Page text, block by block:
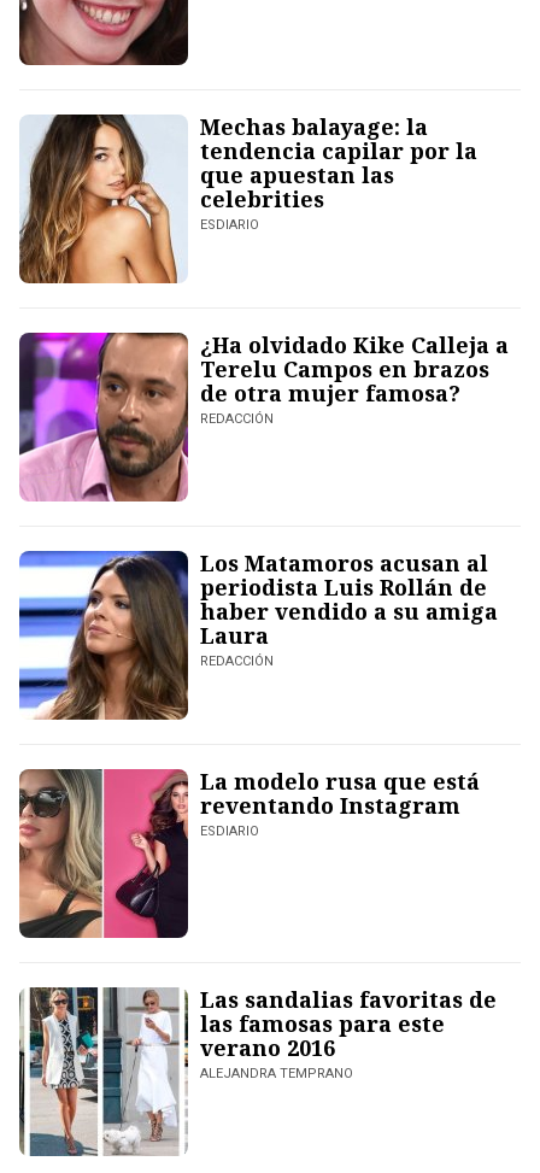
Mechas balayage: la
tendencia capilar por la
que apuestan las
celebrities
ESDIARIO
¿Ha olvidado Kike Calleja a
Terelu Campos en brazos
de otra mujer famosa?
REDACCIÓN
Los Matamoros acusan al
periodista Luis Rollán de
haber vendido a su amiga
Laura
REDACCIÓN
La modelo rusa que está
reventando Instagram
ESDIARIO
Las sandalias favoritas de
las famosas para este
verano 2016
ALEJANDRA TEMPRANO